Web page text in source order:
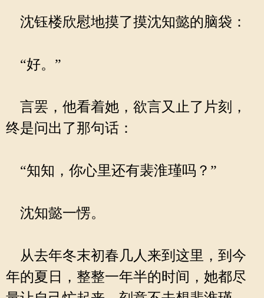
沈钰楼欣慰地摸了摸沈知懿的脑袋：
“好。”
言罢，他看着她，欲言又止了片刻，
终是问出了那句话：
“知知，你心里还有裴淮瑾吗？”
沈知懿一愣。
从去年冬末初春几人来到这里，到今
年的夏日，整整一年半的时间，她都尽